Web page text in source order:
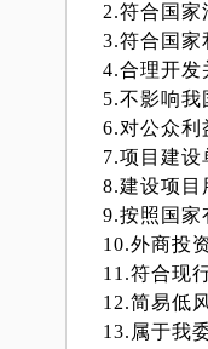
2.符合国
3.符合国家
4.合理开发
5.不影响
6.对公众利
7.项目建
8.建设项目
9.按照国家
10.外商投
11.符合现
12.简易低
13.属于我